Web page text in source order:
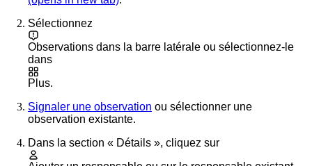
Sélectionnez
Observations dans la barre latérale ou sélectionnez-le
dans
Plus.
Signaler une observation ou sélectionner une
observation existante.
Dans la section « Détails », cliquez sur